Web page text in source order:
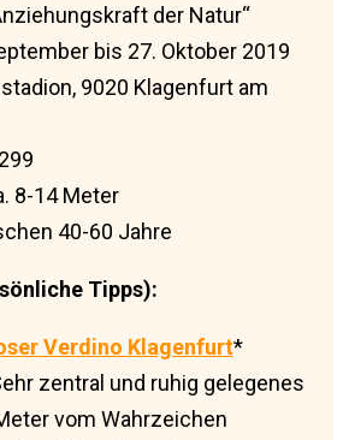
der Natur“
bis 27. Oktober 2019
9020 Klagenfurt am
299
8-14 Meter
40-60 Jahre
Tipps):
Verdino Klagenfurt*
zentral und ruhig gelegenes
vom Wahrzeichen